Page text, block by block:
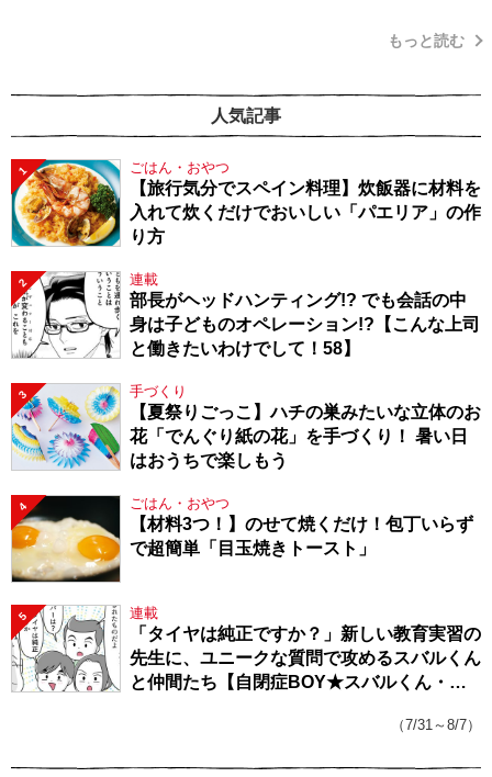
もっと読む
人気記事
1 ごはん・おやつ
【旅行気分でスペイン料理】炊飯器に材料を
入れて炊くだけでおいしい「パエリア」の作
り方
2 連載
部長がヘッドハンティング!? でも会話の中
身は子どものオペレーション!?【こんな上司
と働きたいわけでして！58】
3 手づくり
【夏祭りごっこ】ハチの巣みたいな立体のお
花「でんぐり紙の花」を手づくり！ 暑い日
はおうちで楽しもう
4 ごはん・おやつ
【材料3つ！】のせて焼くだけ！包丁いらず
で超簡単「目玉焼きトースト」
5 連載
「タイヤは純正ですか？」新しい教育実習の
先生に、ユニークな質問で攻めるスバルくん
と仲間たち【自閉症BOY★スバルくん・
（7/31～8/7）